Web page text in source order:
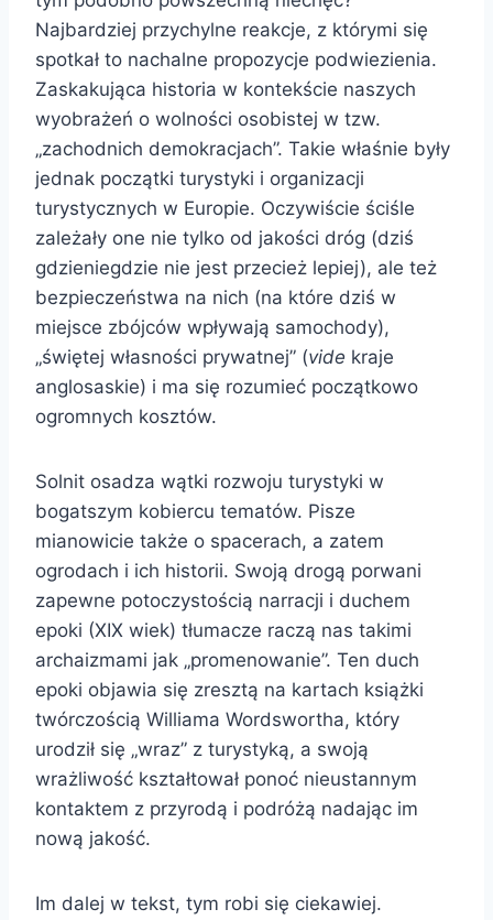
Najbardziej przychylne reakcje, z którymi się
spotkał to nachalne propozycje podwiezienia.
Zaskakująca historia w kontekście naszych
wyobrażeń o wolności osobistej w tzw.
„zachodnich demokracjach”. Takie właśnie były
jednak początki turystyki i organizacji
turystycznych w Europie. Oczywiście ściśle
zależały one nie tylko od jakości dróg (dziś
gdzieniegdzie nie jest przecież lepiej), ale też
bezpieczeństwa na nich (na które dziś w
miejsce zbójców wpływają samochody),
„świętej własności prywatnej” (vide kraje
anglosaskie) i ma się rozumieć początkowo
ogromnych kosztów.
Solnit osadza wątki rozwoju turystyki w
bogatszym kobiercu tematów. Pisze
mianowicie także o spacerach, a zatem
ogrodach i ich historii. Swoją drogą porwani
zapewne potoczystością narracji i duchem
epoki (XIX wiek) tłumacze raczą nas takimi
archaizmami jak „promenowanie”. Ten duch
epoki objawia się zresztą na kartach książki
twórczością Williama Wordswortha, który
urodził się „wraz” z turystyką, a swoją
wrażliwość kształtował ponoć nieustannym
kontaktem z przyrodą i podróżą nadając im
nową jakość.
Im dalej w tekst, tym robi się ciekawiej.